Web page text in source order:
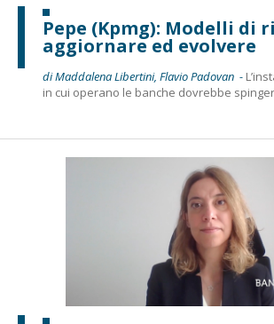
Pepe (Kpmg): Modelli di
aggiornare ed evolvere
di Maddalena Libertini, Flavio Padovan -
in cui operano le banche dovrebbe